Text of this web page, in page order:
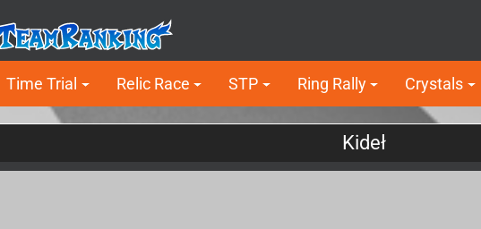
Time Trial Relic Race STP Ring Rally Crystals
Kideł